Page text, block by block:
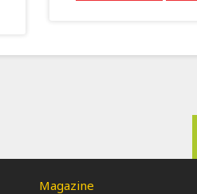
Magazine